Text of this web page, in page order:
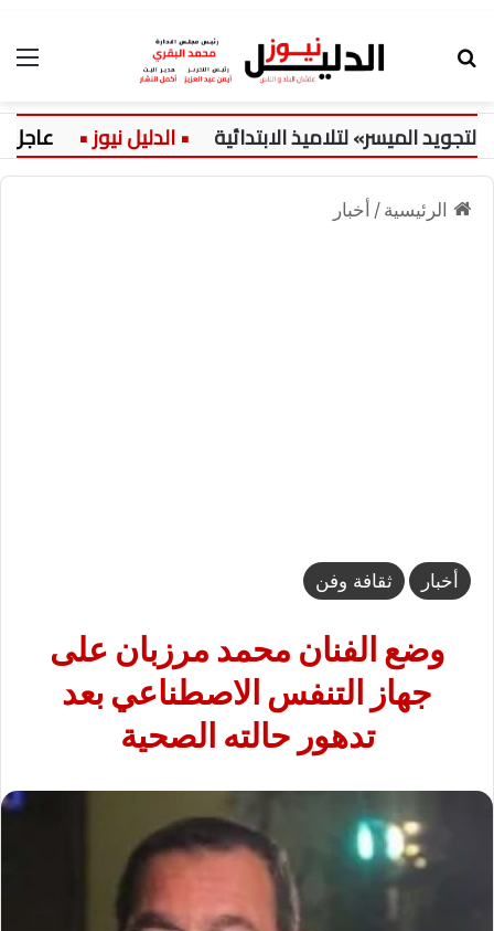
الميسر» لتلاميذ الابتدائية عاجل:
الرئيسية / أخبار
أخبار ثقافة وفن
وضع الفنان محمد مرزبان على
جهاز التنفس الاصطناعي بعد
تدهور حالته الصحية